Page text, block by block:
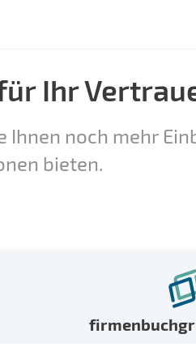
Ihr
Ihnen noch mehr
bieten.